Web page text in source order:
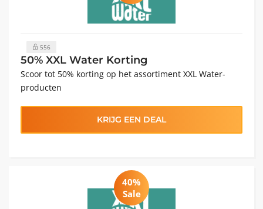
556
50% XXL Water Korting
Scoor tot 50% korting op het assortiment XXL Water-
producten
KRIJG EEN DEAL
40%
Sale